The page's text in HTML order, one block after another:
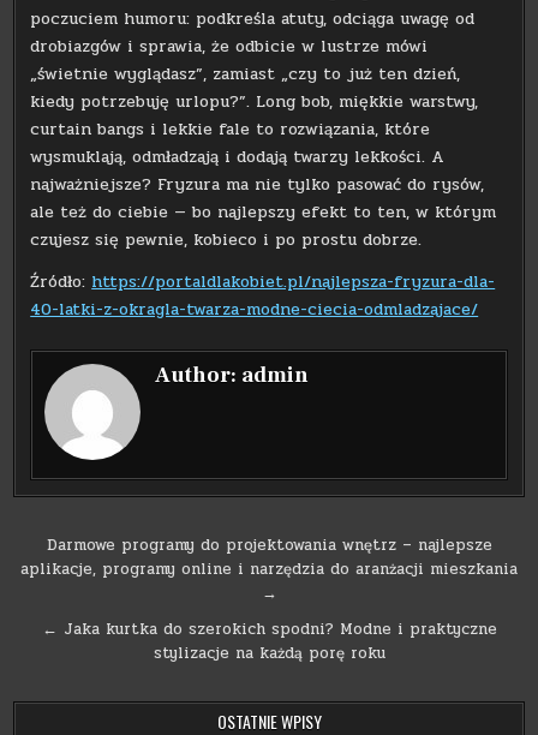
poczuciem humoru: podkreśla atuty, odciąga uwagę od
drobiazgów i sprawia, że odbicie w lustrze mówi
„świetnie wyglądasz”, zamiast „czy to już ten dzień,
kiedy potrzebuję urlopu?”. Long bob, miękkie warstwy,
curtain bangs i lekkie fale to rozwiązania, które
wysmuklają, odmładzają i dodają twarzy lekkości. A
najważniejsze? Fryzura ma nie tylko pasować do rysów,
ale też do ciebie — bo najlepszy efekt to ten, w którym
czujesz się pewnie, kobieco i po prostu dobrze.
Źródło: https://portaldlakobiet.pl/najlepsza-fryzura-dla-
40-latki-z-okragla-twarza-modne-ciecia-odmladzajace/
Author: admin
Nawigacja
wpisu
Darmowe programy do projektowania wnętrz – najlepsze
aplikacje, programy online i narzędzia do aranżacji mieszkania
→
← Jaka kurtka do szerokich spodni? Modne i praktyczne
stylizacje na każdą porę roku
OSTATNIE WPISY